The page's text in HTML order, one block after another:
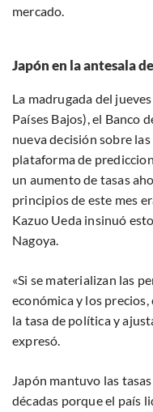
mercado.
Japón en la antesala
La madrugada del
Países Bajos), el Banco
nueva decisión sobre
plataforma de
un aumento de tasas
principios de este mes
Kazuo Ueda insinuó
Nagoya.
«Si se materializan las
económica y los
la tasa de política y
expresó.
Japón mantuvo las
décadas porque el país